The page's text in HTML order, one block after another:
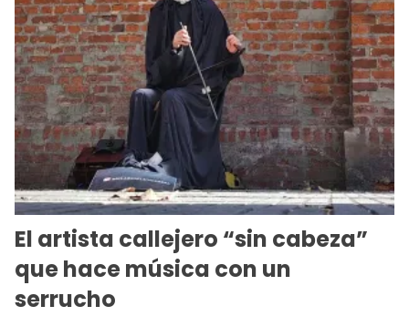
El artista callejero “sin cabeza”
que hace música con un
serrucho